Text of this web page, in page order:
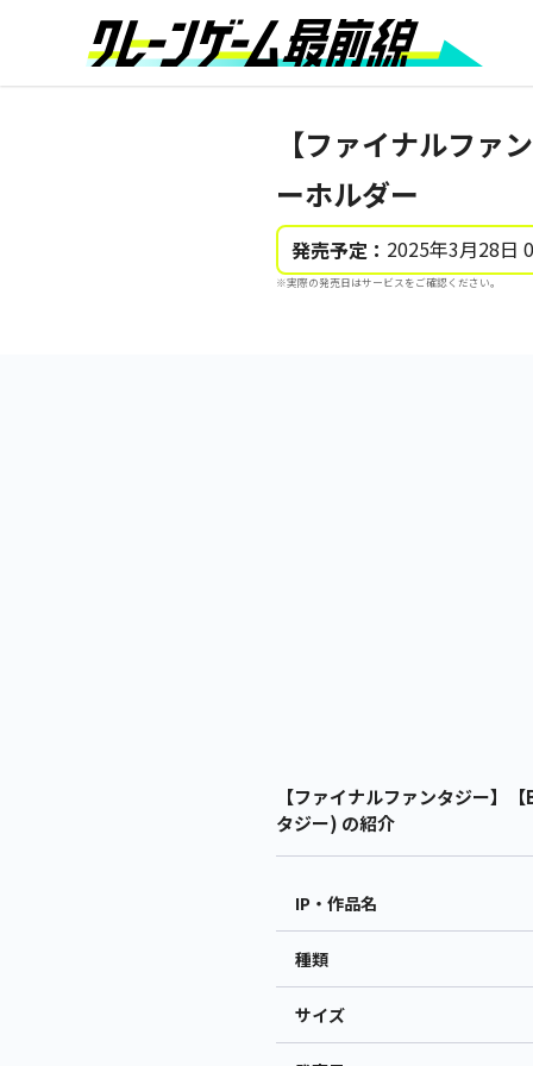
【ファイナルフ
ーホルダー
発売予定： 2025年3月28日
※実際の発売日はサービスをご確認ください。
【ファイナルファンタジー】
タジー) の紹介
IP・作品名
種類
サイズ